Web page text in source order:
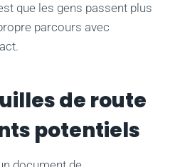
que les gens passent plus
parcours avec
de route
potentiels